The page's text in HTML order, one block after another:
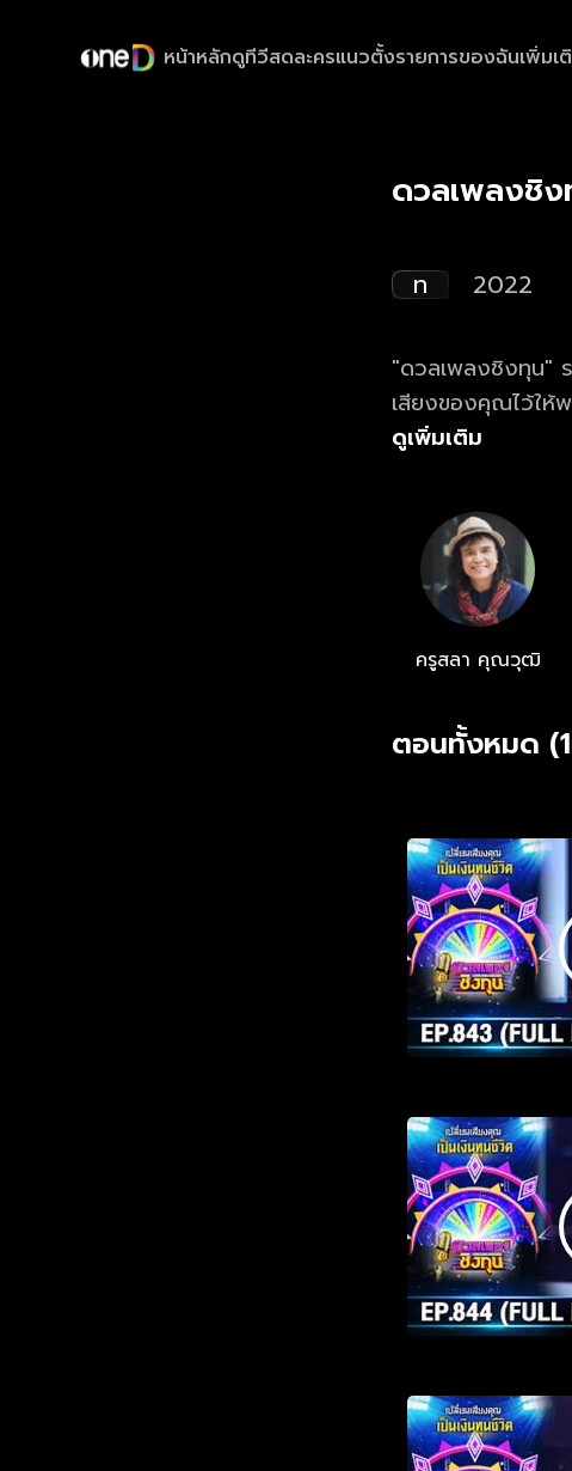
หน้าหลักดูทีวีสดละครแนวตั้งรายการของฉันเพิ่มเ
ดวลเพลงชิง
ท 2022
"ดวลเพลงชิงทุน"
เสียงของคุณไว้ให้
ดูเพิ่มเติม
ครูสลา คุณวุฒิ
ตอนทั้งหมด